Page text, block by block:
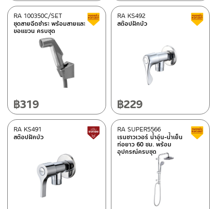
อะไหล่ AQ 90511
(10)
อะไหล่ AQ 70885/9935(S)
อะไหล่ AQ 78888/9080
MATT GOLD COLLECTION (28)
REVERSE COLLECTION (75)
Best seller(21)
New Arrival สินค้าใหม่ ปี 2026
ชุดสายฉีดชำระ พร้อมสายและ
ขอแขวน ครบชุด
RA 100350C/SET Clearance sale
฿319
สต๊อปฝักบัว
RA KS492
฿229
สต๊อปฝักบัว
RA KS491 Lower price tag
เรนชาวเวอร์ น้ำอุ่น-น้ำเย็น
ท่อยาว 60 ซม. พร้อม
อุปกรณ์ครบชุด
RA SUPER5566